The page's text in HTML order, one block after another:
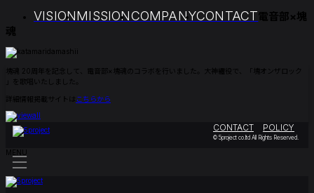
テ
ン
ツ
へ
ッ
ゲ
ー
シ
ョ
移
VISIONMISSIONCOMPANYCONTACT電音部×塊
魂
塊魂 20周年を記念して、電音部×塊魂のコラボを行いました。大神纏役で、「塊オンザロック
」を歌唱いたしました。
詳細情報掲載サイトは こちらから
CONTACT POLICY
© 5project co.ltd All Rights Reserved.
MENU